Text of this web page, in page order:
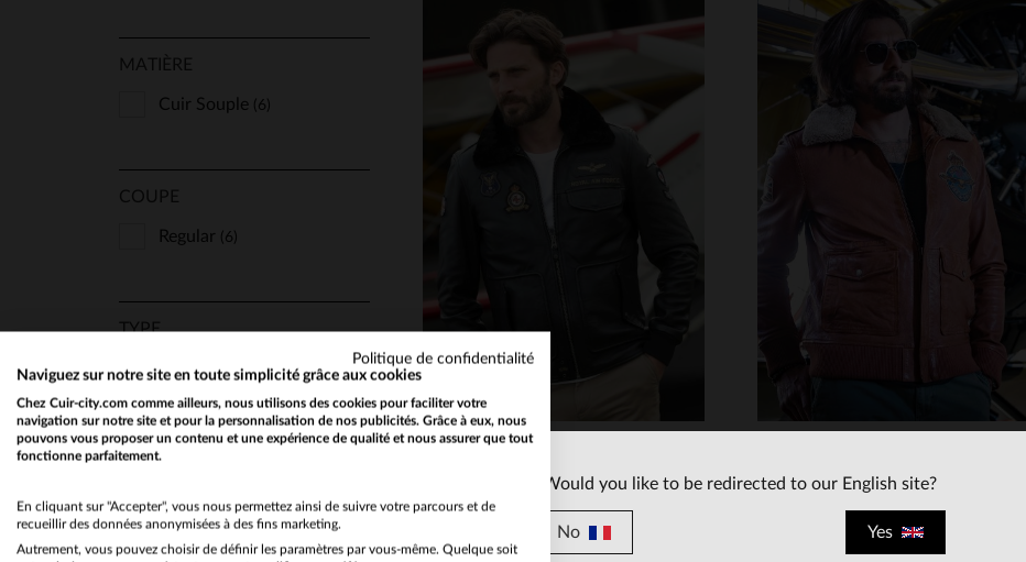
MATIÈRE
Cuir Souple (6)
COUPE
Regular (6)
TYPE
Aviateur(6)
Col Chemise(1)
Col Fourrure
TAILLES DISPONIBLES
3XL
ROYAL AIR FORCE
ROYAL AIR FORCE
Would you like to be redirected to our English site?
No Yes
Politique de confidentialité
Naviguez sur notre site en toute simplicité grâce aux cookies
Chez Cuir-city.com comme ailleurs, nous utilisons des cookies pour faciliter votre
navigation sur notre site et pour la personnalisation de nos publicités. Grâce à eux, nous
pouvons vous proposer un contenu et une expérience de qualité et nous assurer que tout
fonctionne parfaitement.
En cliquant sur "Accepter", vous nous permettez ainsi de suivre votre parcours et de
recueillir des données anonymisées à des fins marketing.
Autrement, vous pouvez choisir de définir les paramètres par vous-même. Quelque soit